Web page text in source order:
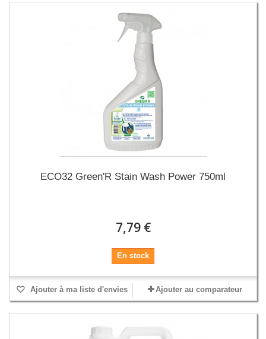
ECO32 Green'R Stain Wash Power 750ml
7,79 €
En stock
Ajouter à ma liste d'envies Ajouter au comparateur